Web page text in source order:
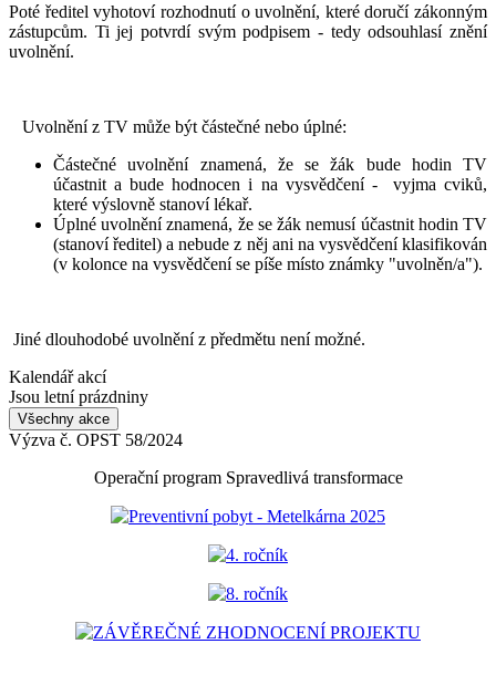
Poté ředitel vyhotoví rozhodnutí o uvolnění, které doručí zákonným
zástupcům. Ti jej potvrdí svým podpisem - tedy odsouhlasí znění
uvolnění.
Uvolnění z TV může být částečné nebo úplné:
Částečné uvolnění znamená, že se žák bude hodin TV
účastnit a bude hodnocen i na vysvědčení - vyjma cviků,
které výslovně stanoví lékař.
Úplné uvolnění znamená, že se žák nemusí účastnit hodin TV
(stanoví ředitel) a nebude z něj ani na vysvědčení klasifikován
(v kolonce na vysvědčení se píše místo známky "uvolněn/a").
Jiné dlouhodobé uvolnění z předmětu není možné.
Kalendář akcí
Jsou letní prázdniny
Všechny akce
Výzva č. OPST 58/2024
Operační program Spravedlivá transformace
Preventivní pobyt - Metelkárna 2025
4. ročník
8. ročník
ZÁVĚREČNÉ ZHODNOCENÍ PROJEKTU